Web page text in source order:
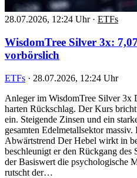
28.07.2026, 12:24 Uhr · ETFs
WisdomTree Silver 3x:
vorbörslich
ETFs · 28.07.2026, 12:24 Uhr
Anleger im WisdomTree Silver 3x
harten Rückschlag. Der Kurs
ein. Steigende Zinsen und ein
gesamten Edelmetallsektor
Abwärtstrend Der Hebel wirkt in
beschleunigt er den Rückgang des
der Basiswert die psychologische
rutscht der…